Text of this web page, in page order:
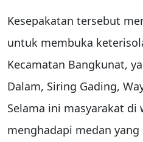
Kesepakatan tersebut
untuk membuka
Kecamatan Bangkunat,
Dalam, Siring Gading,
Selama ini masyarakat
menghadapi medan